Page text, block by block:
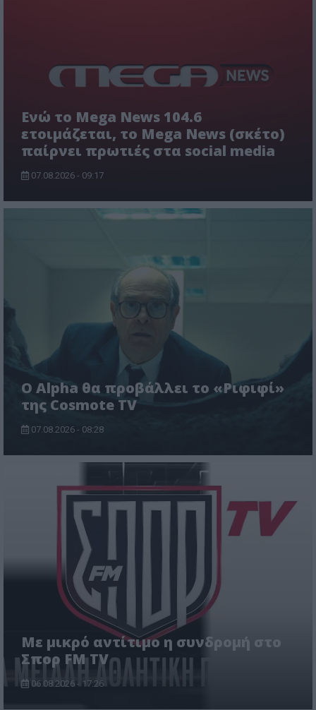
Ενώ το Mega News 104.6
ετοιμάζεται, το Mega News (σκέτο)
παίρνει πρωτιές στα social media
07.08.2026 - 09:17
Ο Alpha θα προβάλλει το «Ριφιφί»
της Cosmote TV
07.08.2026 - 08:28
Με μικρό αντίτιμο η συνδρομή στο
Σπορ FM TV
06.08.2026 - 17:26